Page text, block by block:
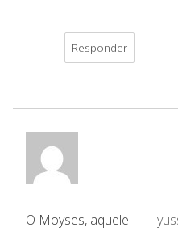
Responder
O Moyses, aquele